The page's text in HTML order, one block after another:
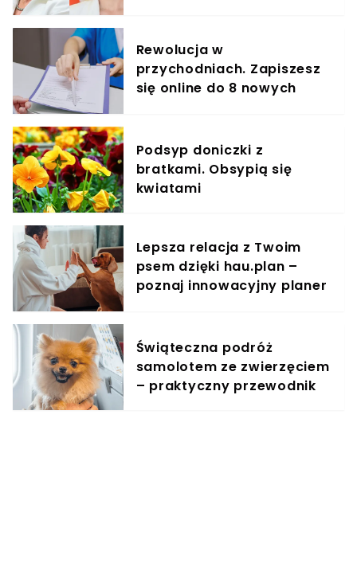
Rewolucja w
przychodniach. Zapiszesz
się online do 8 nowych
Podsyp doniczki z
bratkami. Obsypią się
kwiatami
Lepsza relacja z Twoim
psem dzięki hau.plan –
poznaj innowacyjny planer
Świąteczna podróż
samolotem ze zwierzęciem
– praktyczny przewodnik